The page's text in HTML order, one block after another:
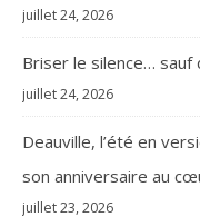
juillet 24, 2026
Briser le silence… sauf
juillet 24, 2026
Deauville, l’été en
son anniversaire au
juillet 23, 2026